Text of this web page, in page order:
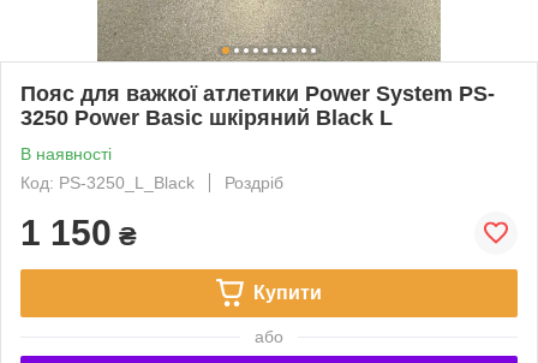
Пояс для важкої атлетики Power System PS-
3250 Power Basic шкіряний Black L
В наявності
Код: PS-3250_L_Black
Роздріб
1 150 ₴
Купити
або